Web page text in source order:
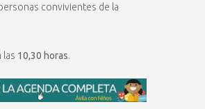
convivientes de la
las 10,30 horas.